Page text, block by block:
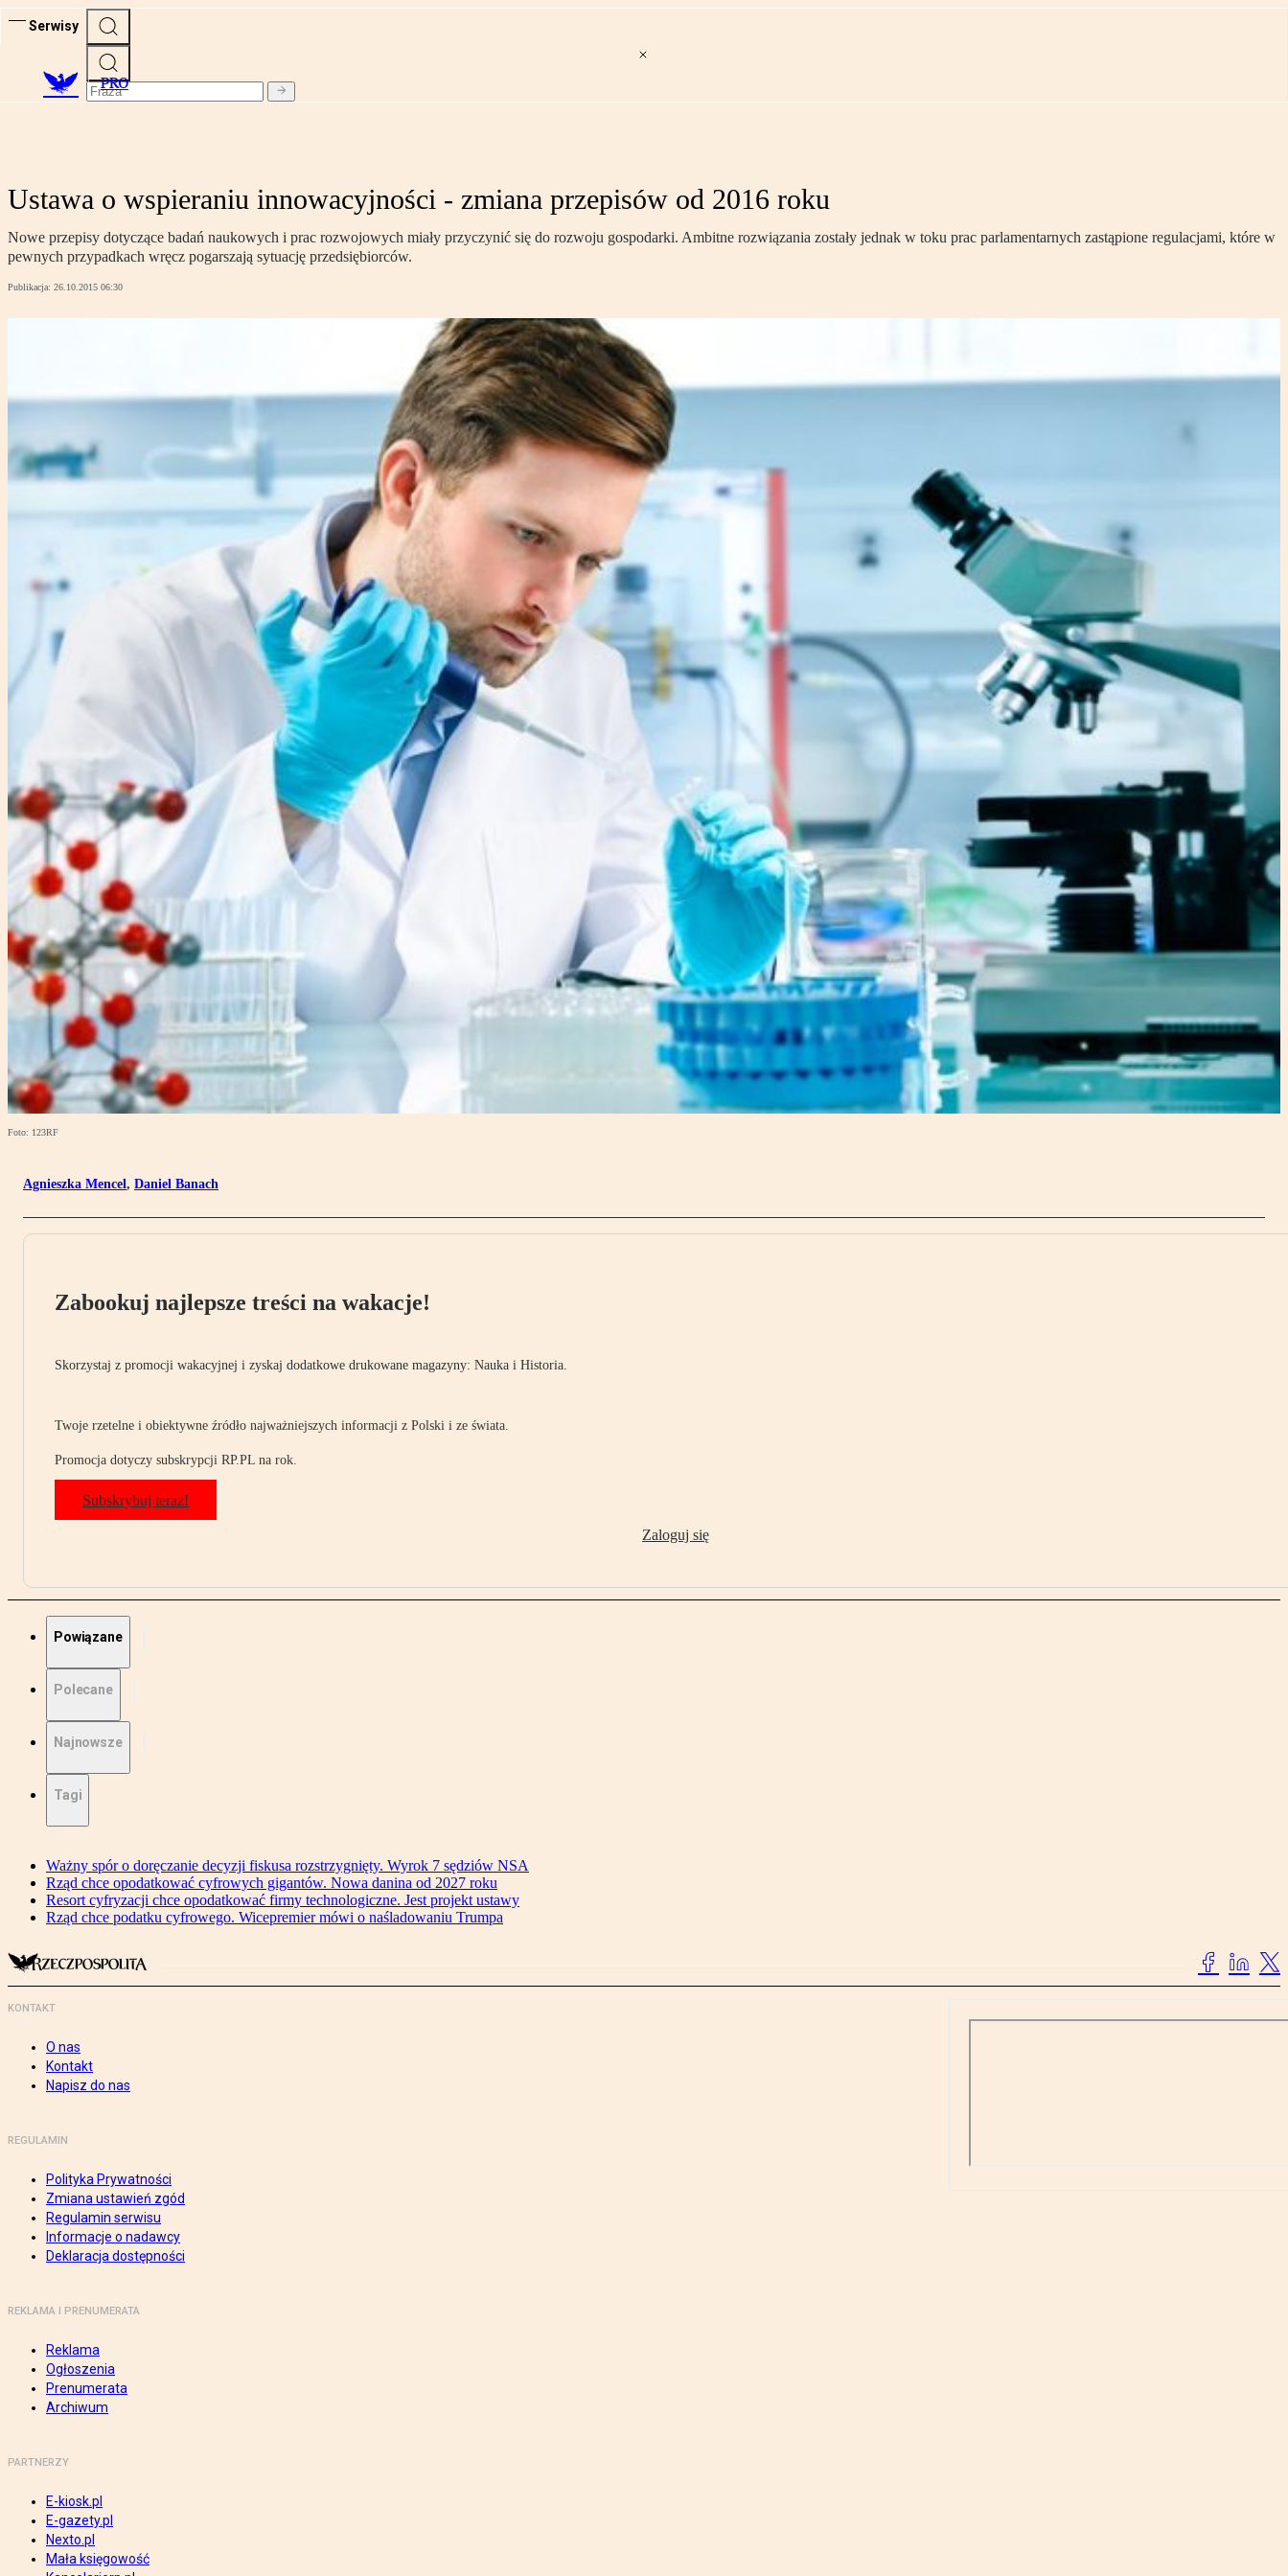
Serwisy
PRO
Ustawa o wspieraniu innowacyjności - zmiana przepisów od 2016 roku
Nowe przepisy dotyczące badań naukowych i prac rozwojowych miały przyczynić się do rozwoju gospodarki. Ambitne rozwiązania zostały jednak w toku prac parlamentarnych zastąpione regulacjami, które w
pewnych przypadkach wręcz pogarszają sytuację przedsiębiorców.
Publikacja: 26.10.2015 06:30
Foto: 123RF
Agnieszka Mencel, Daniel Banach
Zabookuj najlepsze treści na wakacje!
Skorzystaj z promocji wakacyjnej i zyskaj dodatkowe drukowane magazyny: Nauka i Historia.
Twoje rzetelne i obiektywne źródło najważniejszych informacji z Polski i ze świata.
Promocja dotyczy subskrypcji RP.PL na rok.
Subskrybuj teraz!
Zaloguj się
Powiązane
Polecane
Najnowsze
Tagi
Ważny spór o doręczanie decyzji fiskusa rozstrzygnięty. Wyrok 7 sędziów NSA
Rząd chce opodatkować cyfrowych gigantów. Nowa danina od 2027 roku
Resort cyfryzacji chce opodatkować firmy technologiczne. Jest projekt ustawy
Rząd chce podatku cyfrowego. Wicepremier mówi o naśladowaniu Trumpa
KONTAKT
O nas
Kontakt
Napisz do nas
REGULAMIN
Polityka Prywatności
Zmiana ustawień zgód
Regulamin serwisu
Informacje o nadawcy
Deklaracja dostępności
REKLAMA I PRENUMERATA
Reklama
Ogłoszenia
Prenumerata
Archiwum
PARTNERZY
E-kiosk.pl
E-gazety.pl
Nexto.pl
Mała księgowość